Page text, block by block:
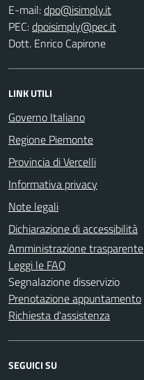
E-mail:
PEC:
Dott. Enrico Capirone
LINK UTILI
Governo Italiano
Regione Piemonte
Provincia di Vercelli
Informativa privacy
Note legali
Dichiarazione di accessibilità
Amministrazione trasparente
Leggi le FAQ
Segnalazione disservizio
Prenotazione appuntamento
Richiesta d'assistenza
SEGUICI SU